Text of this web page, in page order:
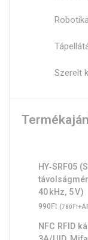
Robotika
Szerelt
HY‑SRF05
40 kHz, 5 V)
990Ft (780Ft
NFC RFID